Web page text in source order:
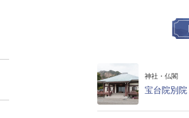
神社・仏閣
宝台院別院